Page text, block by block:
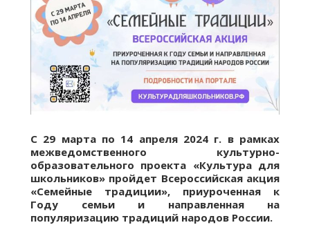
С 29 марта по 14 апреля 2024 г. в рамках
межведомственного культурно-
образовательного проекта «Культура для
школьников» пройдет Всероссийская акция
«Семейные традиции», приуроченная к
Году семьи и направленная на
популяризацию традиций народов России.